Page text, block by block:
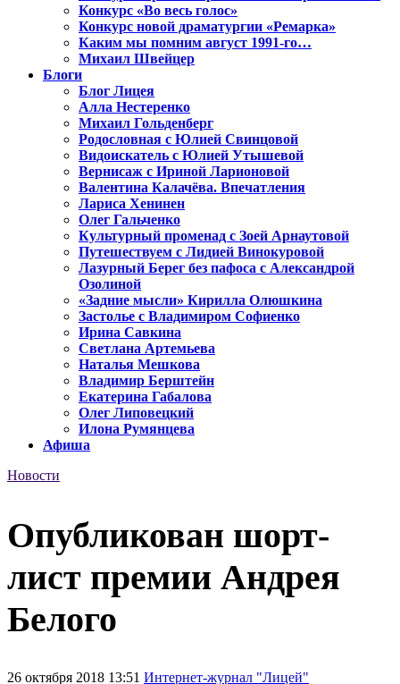
Конкурс «Во весь голос»
Конкурс новой драматургии «Ремарка»
Каким мы помним август 1991-го…
Михаил Швейцер
Блоги
Блог Лицея
Алла Нестеренко
Михаил Гольденберг
Родословная с Юлией Свинцовой
Видоискатель с Юлией Утышевой
Вернисаж с Ириной Ларионовой
Валентина Калачёва. Впечатления
Лариса Хенинен
Олег Гальченко
Культурный променад с Зоей Арнаутовой
Путешествуем с Лидией Винокуровой
Лазурный Берег без пафоса с Александрой
Озолиной
«Задние мысли» Кирилла Олюшкина
Застолье с Владимиром Софиенко
Ирина Савкина
Светлана Артемьева
Наталья Мешкова
Владимир Берштейн
Екатерина Габалова
Олег Липовецкий
Илона Румянцева
Афиша
Новости
Опубликован шорт-
лист премии Андрея
Белого
26 октября 2018 13:51 Интернет-журнал "Лицей"